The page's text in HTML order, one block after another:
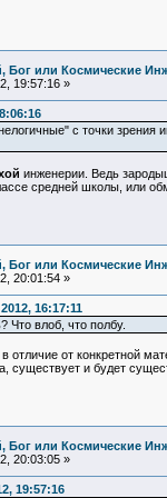
Бог или Космические
19:57:16 »
с точки зрения
инженерии. Ведь
средней школы, или
Бог или Космические
20:01:54 »
16:17:11
Что влоб, что полбу.
отличие от конкретной
существует и будет
Бог или Космические
20:03:05 »
19:57:16